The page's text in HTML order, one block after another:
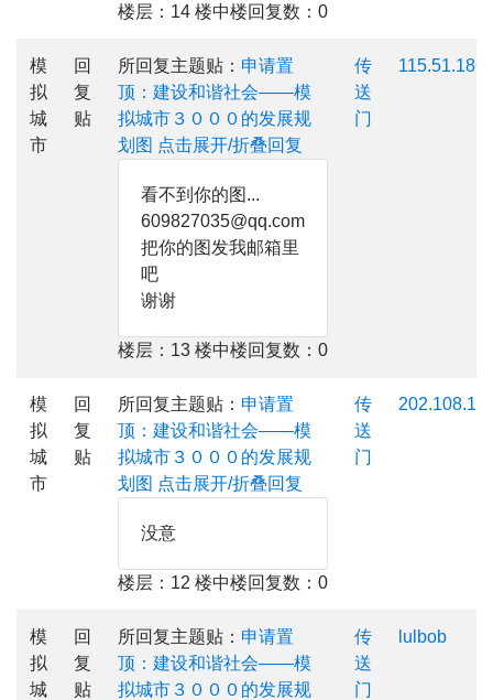
楼层：14 楼中楼回复数：0
模
拟
城
市
回
复
贴
所回复主题贴： 申请置
顶：建设和谐社会——模
拟城市３０００的发展规
划图 点击展开/折叠回复
看不到你的图...
609827035@qq.com
把你的图发我邮箱里
吧
谢谢
楼层：13 楼中楼回复数：0
传
送
门
模
拟
城
市
回
复
贴
所回复主题贴： 申请置
顶：建设和谐社会——模
拟城市３０００的发展规
划图 点击展开/折叠回复
没意
楼层：12 楼中楼回复数：0
传
送
门
模
拟
城
回
复
贴
所回复主题贴： 申请置
顶：建设和谐社会——模
拟城市３０００的发展规
传
送
门
lulbob